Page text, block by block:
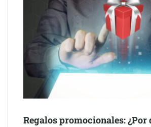
entrevistas y fotografía editorial
Regalos promocionales: ¿Por